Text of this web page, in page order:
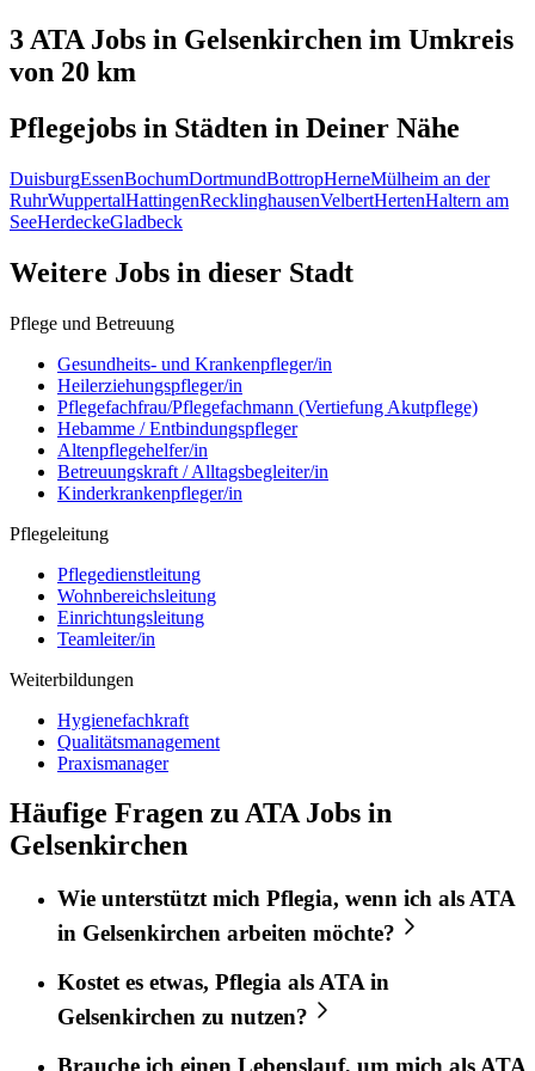
3 ATA Jobs in Gelsenkirchen im Umkreis
von 20 km
Pflegejobs in Städten in Deiner Nähe
DuisburgEssenBochumDortmundBottropHerneMülheim an der
RuhrWuppertalHattingenRecklinghausenVelbertHertenHaltern am
SeeHerdeckeGladbeck
Weitere Jobs in dieser Stadt
Pflege und Betreuung
Gesundheits- und Krankenpfleger/in
Heilerziehungspfleger/in
Pflegefachfrau/Pflegefachmann (Vertiefung Akutpflege)
Hebamme / Entbindungspfleger
Altenpflegehelfer/in
Betreuungskraft / Alltagsbegleiter/in
Kinderkrankenpfleger/in
Pflegeleitung
Pflegedienstleitung
Wohnbereichsleitung
Einrichtungsleitung
Teamleiter/in
Weiterbildungen
Hygienefachkraft
Qualitätsmanagement
Praxismanager
Häufige Fragen zu ATA Jobs in
Gelsenkirchen
Wie unterstützt mich Pflegia, wenn ich alsATA
in Gelsenkirchen arbeiten möchte?
Kostet es etwas, Pflegia als ATA in
Gelsenkirchen zu nutzen?
Brauche ich einen Lebenslauf, um mich als ATA